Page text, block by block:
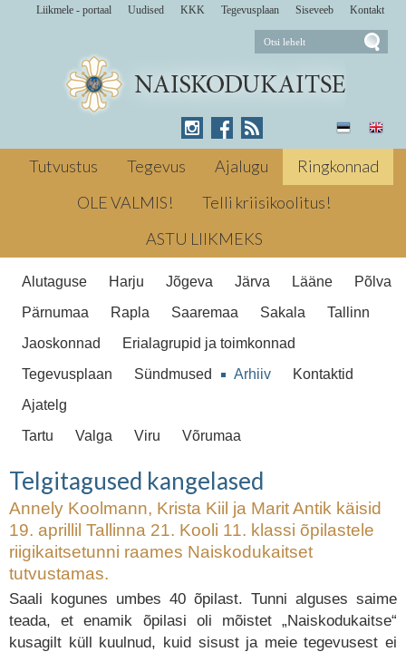
Liikmele - portaal Uudised KKK Tegevusplaan Siseveeb Kontakt
Telgitagused kangelased
Annely Koolmann, Krista Kiil ja Marit Antik
klassi õpilastele riigikaitsetunni raames
Naiskodukaitset tutvustamas. aprillil 2017
tohterdamisoskusi lihvimas Järgmine →
ringkonna pooltTelgitagused kangelased
Tutvustus Tegevus Ajalugu
Ringkonnad
OLE VALMIS!
Telli kriisikoolitus!
ASTU LIIKMEKS
Alutaguse Harju Jõgeva Järva Lääne
Põlva
Pärnumaa
Rapla Saaremaa Sakala
Tallinn
Jaoskonnad
Erialagrupid ja toimkonnad
Tegevusplaan
Sündmused Arhiiv
Kontaktid
Ajatelg
Tartu
Valga Viru Võrumaa
Telgitagused kangelased
Annely Koolmann, Krista Kiil ja Marit Antik käisid
19. aprillil Tallinna 21. Kooli 11. klassi õpilastele
riigikaitsetunni raames Naiskodukaitset
tutvustamas.
Saali kogunes umbes 40 õpilast. Tunni alguses saime
teada, et enamik õpilasi oli mõistet „Naiskodukaitse“
kusagilt küll kuulnud, kuid sisust ja meie tegevusest ei